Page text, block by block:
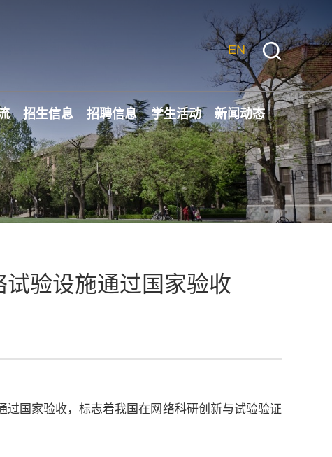
EN
招生信息 招聘信息 学生活动 新闻动态
验设施通过国家验收
国家验收，标志着我国在网络科研创新与试验验证